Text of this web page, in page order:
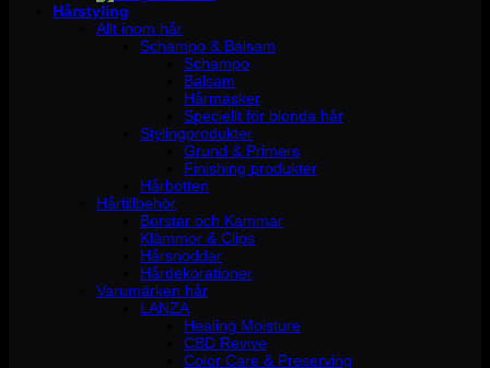
Hårstyling
Allt inom hår
Schampo & Balsam
Schampo
Balsam
Hårmasker
Speciellt för blonda hår
Stylingprodukter
Grund & Primers
Finishing produkter
Hårbotten
Hårtillbehör
Borstar och Kammar
Klämmor & Clips
Hårsnoddar
Hårdekorationer
Varumärken hår
LANZA
Healing Moisture
CBD Revive
Color Care & Preserving